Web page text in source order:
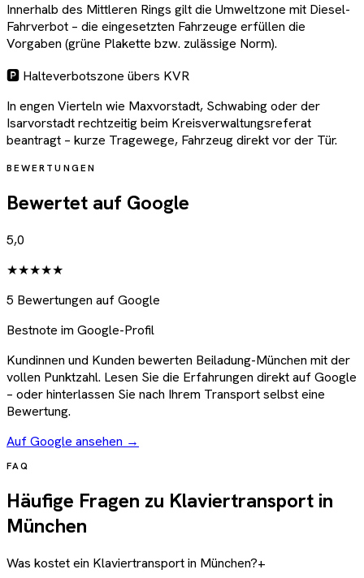
Innerhalb des Mittleren Rings gilt die Umweltzone mit Diesel-
Fahrverbot – die eingesetzten Fahrzeuge erfüllen die
Vorgaben (grüne Plakette bzw. zulässige Norm).
🅿️ Halteverbotszone übers KVR
In engen Vierteln wie Maxvorstadt, Schwabing oder der
Isarvorstadt rechtzeitig beim Kreisverwaltungsreferat
beantragt – kurze Tragewege, Fahrzeug direkt vor der Tür.
BEWERTUNGEN
Bewertet auf Google
5,0
★★★★★
5 Bewertungen auf Google
Bestnote im Google-Profil
Kundinnen und Kunden bewerten Beiladung-München mit der
vollen Punktzahl. Lesen Sie die Erfahrungen direkt auf Google
– oder hinterlassen Sie nach Ihrem Transport selbst eine
Bewertung.
Auf Google ansehen →
FAQ
Häufige Fragen zu Klaviertransport in
München
Was kostet ein Klaviertransport in München?+